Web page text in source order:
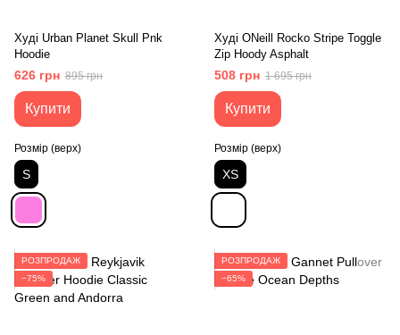
Худі Urban Planet Skull Pnk
Hoodie
626 грн 895 грн
Купити
Розмір (верх)
S
Худі ONeill Rocko Stripe Toggle
Zip Hoody Asphalt
508 грн 1 695 грн
Купити
Розмір (верх)
XS
РОЗПРОДАЖ
−75%
РОЗПРОДАЖ
−65%